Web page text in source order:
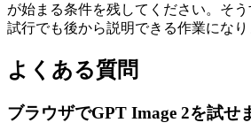
が始まる条件を残してください。そ
試行でも後から説明できる作業になり
よくある質問
ブラウザでGPT Image 2を試せ